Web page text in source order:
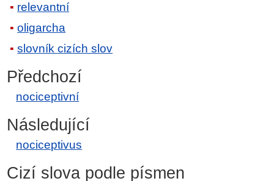
relevantní
oligarcha
slovník cizích slov
Předchozí
nociceptivní
Následující
nociceptivus
Cizí slova podle písmen